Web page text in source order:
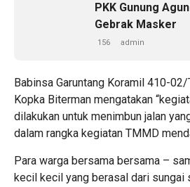
PKK Gunung
Gebrak Masker
156 admin
Babinsa Garuntang Koramil 410-
Kopka Biterman mengatakan
dilakukan untuk menimbun jalan
dalam rangka kegiatan TMMD
Para warga bersama bersama –
kecil kecil yang berasal dari sungai